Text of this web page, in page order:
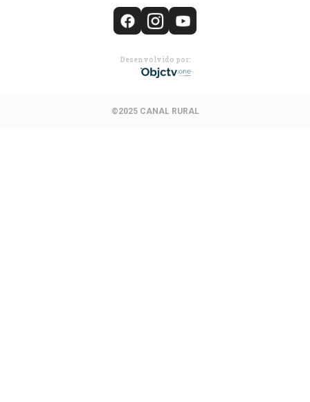
Desenvolvido por:
©2025 CANAL RURAL